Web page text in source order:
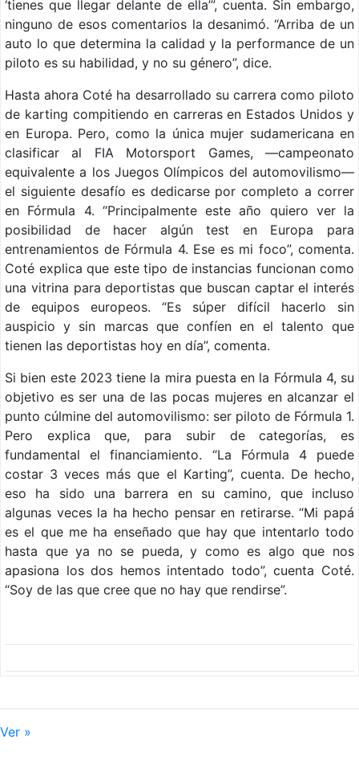
‘tienes que llegar delante de ella’”, cuenta. Sin embargo,
ninguno de esos comentarios la desanimó. “Arriba de un
auto lo que determina la calidad y la performance de un
piloto es su habilidad, y no su género”, dice.
Hasta ahora Coté ha desarrollado su carrera como piloto
de karting compitiendo en carreras en Estados Unidos y
en Europa. Pero, como la única mujer sudamericana en
clasificar al FIA Motorsport Games, —campeonato
equivalente a los Juegos Olímpicos del automovilismo—
el siguiente desafío es dedicarse por completo a correr
en Fórmula 4. “Principalmente este año quiero ver la
posibilidad de hacer algún test en Europa para
entrenamientos de Fórmula 4. Ese es mi foco”, comenta.
Coté explica que este tipo de instancias funcionan como
una vitrina para deportistas que buscan captar el interés
de equipos europeos. “Es súper difícil hacerlo sin
auspicio y sin marcas que confíen en el talento que
tienen las deportistas hoy en día”, comenta.
Si bien este 2023 tiene la mira puesta en la Fórmula 4, su
objetivo es ser una de las pocas mujeres en alcanzar el
punto cúlmine del automovilismo: ser piloto de Fórmula 1.
Pero explica que, para subir de categorías, es
fundamental el financiamiento. “La Fórmula 4 puede
costar 3 veces más que el Karting”, cuenta. De hecho,
eso ha sido una barrera en su camino, que incluso
algunas veces la ha hecho pensar en retirarse. “Mi papá
es el que me ha enseñado que hay que intentarlo todo
hasta que ya no se pueda, y como es algo que nos
apasiona los dos hemos intentado todo”, cuenta Coté.
“Soy de las que cree que no hay que rendirse”.
Ver »